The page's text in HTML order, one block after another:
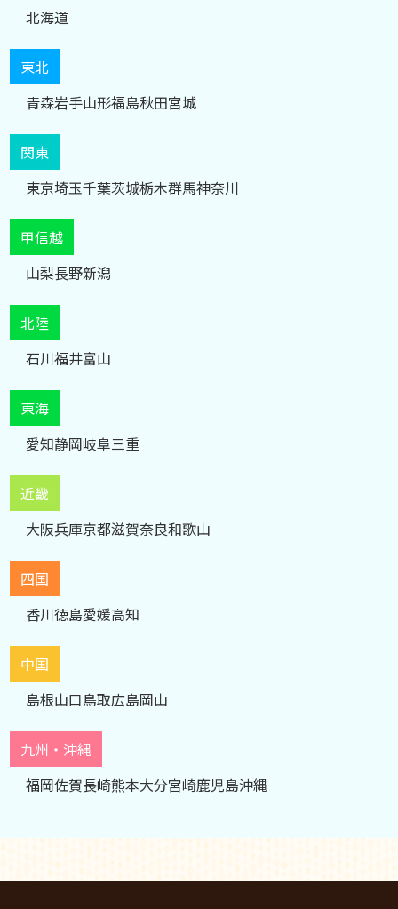
北海道
東北
青森岩手山形福島秋田宮城
関東
東京埼玉千葉茨城栃木群馬神奈川
甲信越
山梨長野新潟
北陸
石川福井富山
東海
愛知静岡岐阜三重
近畿
大阪兵庫京都滋賀奈良和歌山
四国
香川徳島愛媛高知
中国
島根山口鳥取広島岡山
九州・沖縄
福岡佐賀長崎熊本大分宮崎鹿児島沖縄